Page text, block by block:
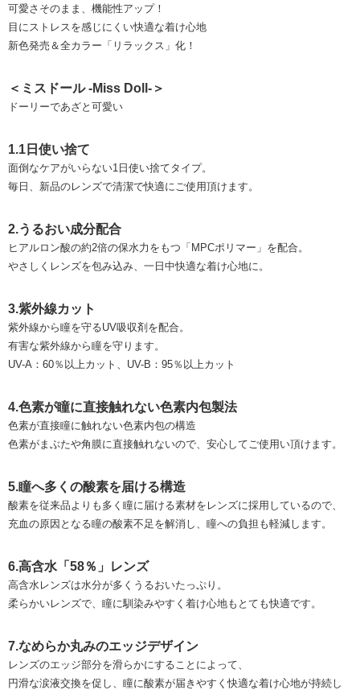
可愛さそのまま、機能性アップ！
目にストレスを感じにくい快適な着け心地
新色発売＆全カラー「リラックス」化！
＜ミスドール -Miss Doll-＞
ドーリーであざと可愛い
1.1日使い捨て
面倒なケアがいらない1日使い捨てタイプ。
毎日、新品のレンズで清潔で快適にご使用頂けます。
2.うるおい成分配合
ヒアルロン酸の約2倍の保水力をもつ「MPCポリマー」を配合。
やさしくレンズを包み込み、一日中快適な着け心地に。
3.紫外線カット
紫外線から瞳を守るUV吸収剤を配合。
有害な紫外線から瞳を守ります。
UV-A：60％以上カット、UV-B：95％以上カット
4.色素が瞳に直接触れない色素内包製法
色素が直接瞳に触れない色素内包の構造
色素がまぶたや角膜に直接触れないので、安心してご使用い頂けます。
5.瞳へ多くの酸素を届ける構造
酸素を従来品よりも多く瞳に届ける素材をレンズに採用しているので、
充血の原因となる瞳の酸素不足を解消し、瞳への負担も軽減します。
6.高含水「58％」レンズ
高含水レンズは水分が多くうるおいたっぷり。
柔らかいレンズで、瞳に馴染みやすく着け心地もとても快適です。
7.なめらか丸みのエッジデザイン
レンズのエッジ部分を滑らかにすることによって、
円滑な涙液交換を促し、瞳に酸素が届きやすく快適な着け心地が持続し